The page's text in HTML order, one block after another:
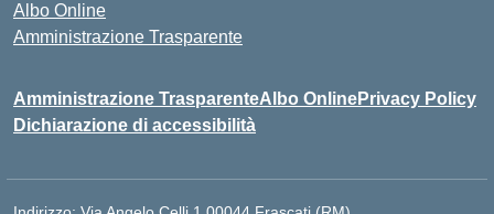
Albo Online
Amministrazione Trasparente
Amministrazione TrasparenteAlbo OnlinePrivacy Policy
Dichiarazione di accessibilità